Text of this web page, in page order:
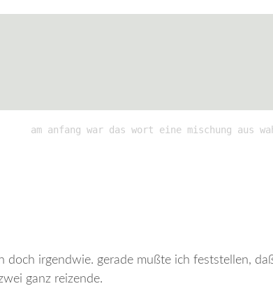
am anfang war das wort eine mischung aus
irgendwie. gerade mußte ich feststellen,
ganz reizende.